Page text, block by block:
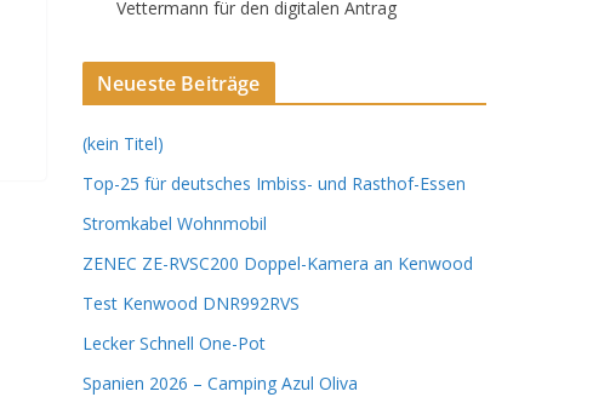
Vettermann für den digitalen Antrag
Neueste Beiträge
(kein Titel)
Top-25 für deutsches Imbiss- und Rasthof-Essen
Stromkabel Wohnmobil
ZENEC ZE-RVSC200 Doppel-Kamera an Kenwood
Test Kenwood DNR992RVS
Lecker Schnell One-Pot
Spanien 2026 – Camping Azul Oliva